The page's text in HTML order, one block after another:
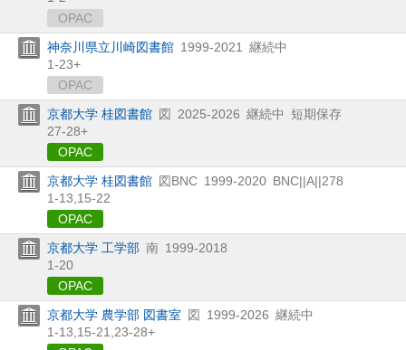
OPAC
神奈川県立川崎図書館 1999-2021
継続中
1-23+
OPAC
京都大学 桂図書館 図 2025-2026 継続中
短期保存
27-28+
OPAC
京都大学 桂図書館 図BNC 1999-2020 BNC||A||278
1-13, 15-22
OPAC
京都大学 工学部 南 1999-2018
1-20
OPAC
京都大学 農学部 図書室
図 1999-2026 継続中
1-13, 15-21, 23-28+